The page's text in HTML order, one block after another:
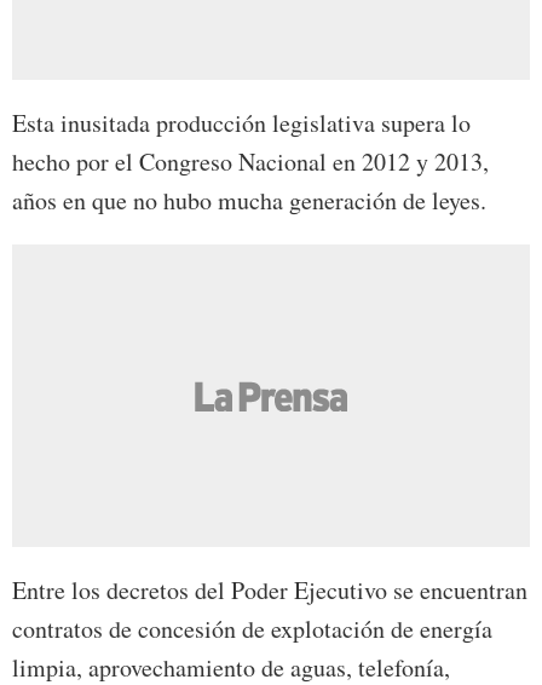
Esta inusitada producción legislativa supera lo
hecho por el Congreso Nacional en 2012 y 2013,
años en que no hubo mucha generación de leyes.
Entre los decretos del Poder Ejecutivo se encuentran
contratos de concesión de explotación de energía
limpia, aprovechamiento de aguas, telefonía,